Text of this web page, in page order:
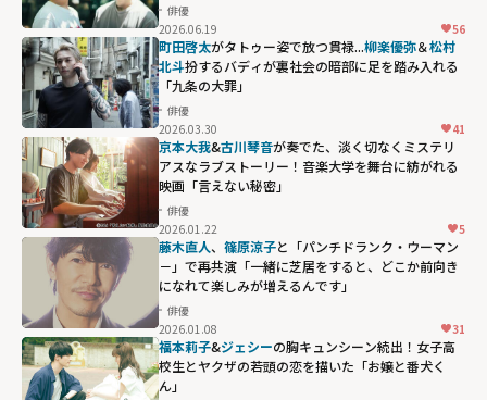
松村北斗演じ
る"駈"に恋をす
る映画「ファー
ストキス 1ST
KISS」"
width="304"
height="203"
loading="lazy"
fetchpriority="h
igh">
俳優
2026.06.19
56
町田啓太がタトゥー姿で放つ貫禄...柳楽優弥＆松村
北斗扮するバディが裏社会の暗部に足を踏み入れる
「九条の大罪」
俳優
2026.03.30
41
京本大我&古川琴音が奏でた、淡く切なくミステリ
アスなラブストーリー！音楽大学を舞台に紡がれる
映画「言えない秘密」
俳優
2026.01.22
5
藤木直人、 篠原涼子と「パンチドランク・ウーマン
－」で再共演「一緒に芝居をすると、どこか前向き
になれて楽しみが増えるんです」
俳優
2026.01.08
31
福本莉子&ジェシーの胸キュンシーン続出！女子高
校生とヤクザの若頭の恋を描いた「お嬢と番犬く
ん」